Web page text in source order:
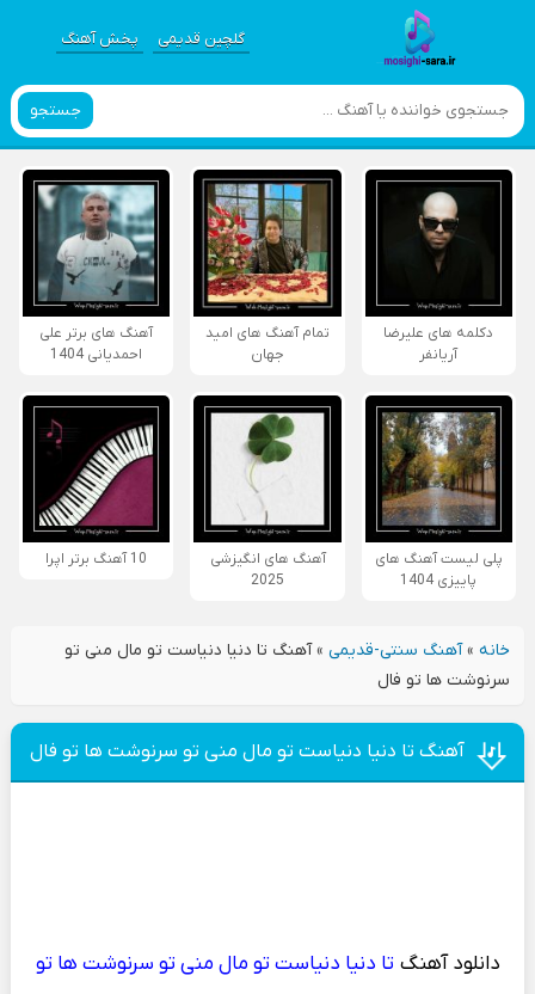
گلچین قدیمی پخش آهنگ
جستجو
دکلمه های علیرضا
آریانفر
تمام آهنگ های امید
جهان
آهنگ های برتر علی
احمدیانی 1404
پلی لیست آهنگ های
پاییزی 1404
آهنگ های انگیزشی
2025
10 آهنگ برتر اپرا
خانه»آهنگ سنتی-قدیمی»آهنگ تا دنيا دنياست تو مال منی تو
سرنوشت ها تو فال
آهنگ تا دنيا دنياست تو مال منی تو سرنوشت ها تو فال
دانلود آهنگ تا دنيا دنياست تو مال منی تو سرنوشت ها تو